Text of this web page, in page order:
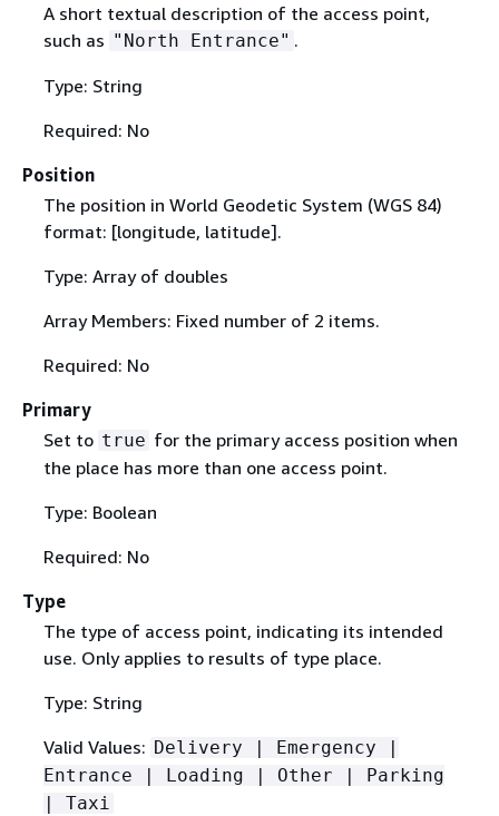
A short textual description of the access point,
such as "North Entrance" .
Type: String
Required: No
Position
The position in World Geodetic System (WGS 84)
format: [longitude, latitude].
Type: Array of doubles
Array Members: Fixed number of 2 items.
Required: No
Primary
Set to true for the primary access position when
the place has more than one access point.
Type: Boolean
Required: No
Type
The type of access point, indicating its intended
use. Only applies to results of type place.
Type: String
Valid Values: Delivery | Emergency |
Entrance | Loading | Other | Parking
| Taxi